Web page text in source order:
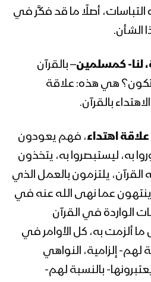
عبدالملك بدرالدين الحوثي 05 رمضان
04 رمضان 1442هـ
الثانية للسيد عبدالملك
1442هـ
الأولى للسيد
الحوثي 1رمضان 1442هـ
التباسات، أصلًا ما قد فكَّر في
الشأن.
لنا- كمسلمين– بالقرآن
تكون؟ هي هذه: علاقة
بالقرآن.
اهتداء، فهم يعودون
به، ليستبصروا به، يتخذون
يلتزمون بالعمل الذي
ينتهون عما نهى الله عنه في
الواردة في القرآن
ألزمت به، كل الأوامر في
لهم- إلزامية، النواهي
بالنسبة لهم-